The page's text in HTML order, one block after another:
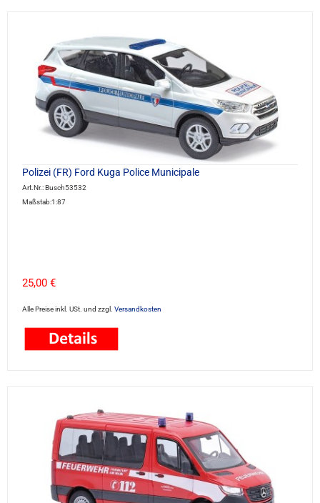
Polizei (FR) Ford Kuga Police Municipale
Art.Nr.: Busch53532
Maßstab:1:87
25,00 €
Alle Preise inkl. USt. und zzgl. Versandkosten